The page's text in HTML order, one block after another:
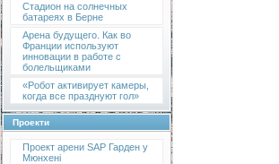
Стадион на солнечных
батареях в Берне
Арена будущего. Как во
Франции используют
инновации в работе с
болельщиками
«Робот активирует камеры,
когда все празднуют гол»
Проекти
Проект арени SAP Гарден у
Мюнхені